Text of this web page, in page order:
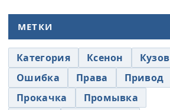
МЕТКИ
Категория Ксенон
Кузов
Ошибка
Права
Привод
Прокачка
Промывка